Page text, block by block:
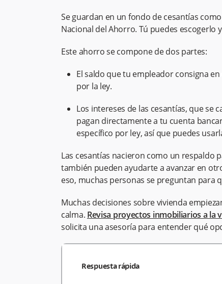
Se guardan en un fondo de cesantías
Nacional del Ahorro. Tú puedes escogerlo
Este ahorro se compone de dos partes:
El saldo que tu empleador consigna
por la ley.
Los intereses de las cesantías, que se
pagan directamente a tu cuenta
específico por ley, así que puedes
Las cesantías nacieron como un respaldo
también pueden ayudarte a avanzar en
eso, muchas personas se preguntan para
Muchas decisiones sobre vivienda
calma. Revisa proyectos inmobiliarios a la
solicita una asesoría para entender qué
Respuesta rápida